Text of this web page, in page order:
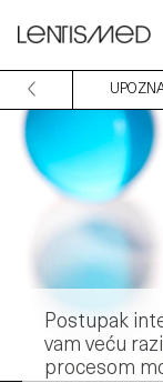
content
Postupak
vam veću
procesom